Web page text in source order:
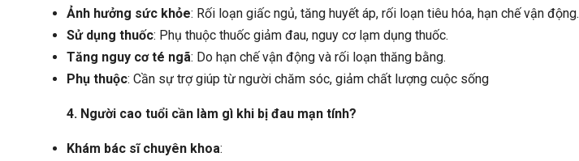
Ảnh hưởng sức khỏe: Rối loạn giấc ngủ, tăng huyết áp, rối loạn tiêu hóa, hạn chế vận động.
Sử dụng thuốc: Phụ thuộc thuốc giảm đau, nguy cơ lạm dụng thuốc.
Tăng nguy cơ té ngã: Do hạn chế vận động và rối loạn thăng bằng.
Phụ thuộc: Cần sự trợ giúp từ người chăm sóc, giảm chất lượng cuộc sống
4. Người cao tuổi cần làm gì khi bị đau mạn tính?
Khám bác sĩ chuyên khoa: